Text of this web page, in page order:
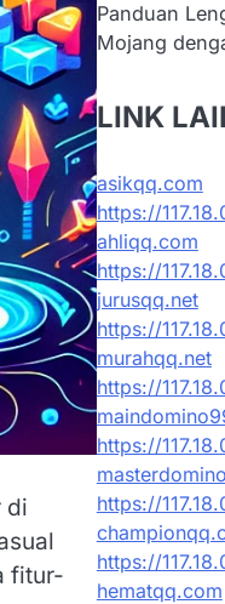
di
fitur-
Panduan
Mojang
LINK
asikqq.com
https://
ahliqq.com
https://
jurusqq.net
https://
murahqq.net
https://
https://
https://
https://
hematqq.com